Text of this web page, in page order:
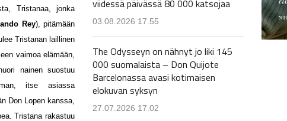
Tristanaa, jonka
Rey), pitämään
Tristanan laillinen
vaimoa elämään,
nainen suostuu
itse asiassa
Don Lopen kanssa,
Tristana rakastuu
viidessä päivässä 80 000 katsojaa
03.08.2026 17.55
The Odysseyn on nähnyt jo liki 145
000 suomalaista – Don Quijote
Barcelonassa avasi kotimaisen
elokuvan syksyn
27.07.2026 17.02